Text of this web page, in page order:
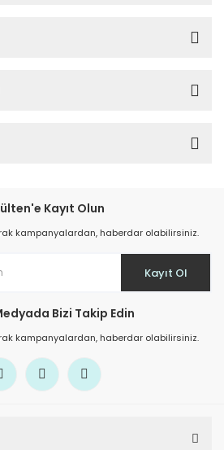
Kayıt Olun
kampanyalardan, haberdar olabilirsiniz.
Kayıt Ol
Bizi Takip Edin
kampanyalardan, haberdar olabilirsiniz.